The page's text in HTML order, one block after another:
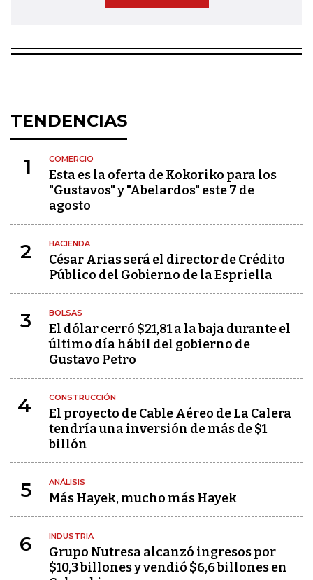
TENDENCIAS
1 COMERCIO
Esta es la oferta de Kokoriko para los
"Gustavos" y "Abelardos" este 7 de
agosto
2 HACIENDA
César Arias será el director de Crédito
Público del Gobierno de la Espriella
3 BOLSAS
El dólar cerró $21,81 a la baja durante el
último día hábil del gobierno de
Gustavo Petro
4 CONSTRUCCIÓN
El proyecto de Cable Aéreo de La Calera
tendría una inversión de más de $1
billón
5 ANÁLISIS
Más Hayek, mucho más Hayek
6 INDUSTRIA
Grupo Nutresa alcanzó ingresos por
$10,3 billones y vendió $6,6 billones en